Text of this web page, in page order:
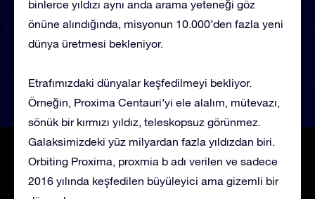
binlerce yıldızı aynı anda arama yeteneği göz
önüne alındığında, misyonun 10.000’den fazla yeni
dünya üretmesi bekleniyor.
Etrafımızdaki dünyalar keşfedilmeyi bekliyor.
Örneğin, Proxima Centauri’yi ele alalım, mütevazı,
sönük bir kırmızı yıldız, teleskopsuz görünmez.
Galaksimizdeki yüz milyardan fazla yıldızdan biri.
Orbiting Proxima, proxmia b adı verilen ve sadece
2016 yılında keşfedilen büyüleyici ama gizemli bir